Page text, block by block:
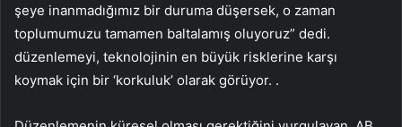
şeye inanmadığımız bir duruma düşersek, o zaman
toplumumuzu tamamen baltalamış oluyoruz” dedi.
düzenlemeyi, teknolojinin en büyük risklerine karşı
koymak için bir ‘korkuluk’ olarak görüyor. .